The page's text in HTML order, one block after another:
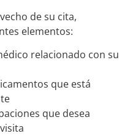
de su cita,
elementos:
relacionado con su
que está
que desea